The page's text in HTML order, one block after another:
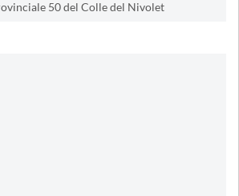
50 del Colle del Nivolet